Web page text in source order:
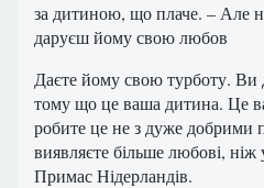
за дитиною, що плаче. – Але
даруєш йому свою любов
Даєте йому свою турботу.
тому що це ваша дитина. Це
робите це не з дуже добрими
виявляєте більше любові, ніж
Примас Нідерландів.